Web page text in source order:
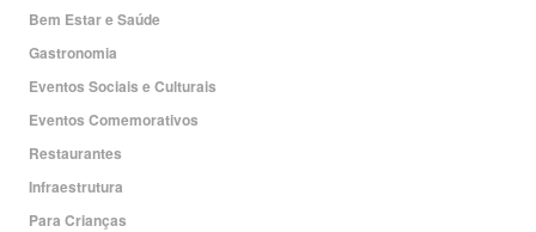
Bem Estar e Saúde
Gastronomia
Eventos Sociais e Culturais
Eventos Comemorativos
Restaurantes
Infraestrutura
Para Crianças